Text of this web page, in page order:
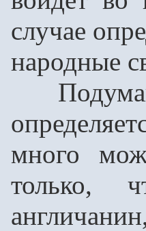
случае
народные
много
только,